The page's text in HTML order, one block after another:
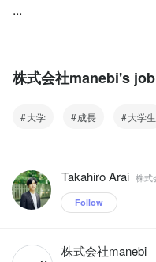
...
株式会社manebi's
大学 成長 大学生
Takahiro Arai 株式
Follow
株式会社manebi